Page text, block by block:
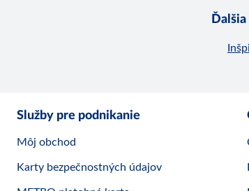
Služby pre podnikanie
Môj obchod
Karty bezpečnostných údajov